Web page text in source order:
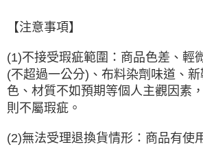
【注意事項】
(1)不接受瑕疵範圍：商品色差、輕
(不超過一公分)、布料染劑味道、
色、材質不如預期等個人主觀因素
則不屬瑕疵。
(2)無法受理退換貨情形：商品有使